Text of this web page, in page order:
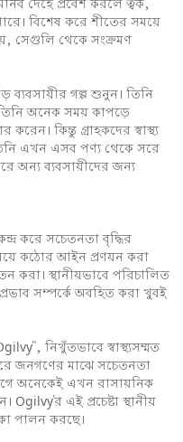
দেহে প্রবেশ করলে ত্বক,
বিশেষ করে শীতের সময়ে
সেগুলি থেকে সংক্রমণ
ব্যবসায়ীর গল্প শুনুন। তিনি
অনেক সময় কাপড়ে
করেন। কিন্তু গ্রাহকদের স্বাস্থ্য
এখন এসব পণ্য থেকে সরে
অন্য ব্যবসায়ীদের জন্য
করে সচেতনতা বৃদ্ধির
কঠোর আইন প্রণয়ন করা
করা। স্থানীয়ভাবে পরিচালিত
সম্পর্কে অবহিত করা খুবই
নিখুঁতভাবে স্বাস্থ্যসম্মত
জনগণের মাঝে সচেতনতা
অনেকেই এখন রাসায়নিক
এই প্রচেষ্টা স্থানীয়
পালন করছে।